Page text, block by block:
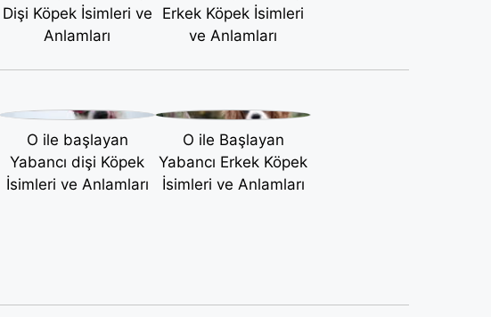
Dişi Köpek İsimleri ve
Anlamları
Erkek Köpek İsimleri
ve Anlamları
O ile başlayan
Yabancı dişi Köpek
İsimleri ve Anlamları
O ile Başlayan
Yabancı Erkek Köpek
İsimleri ve Anlamları